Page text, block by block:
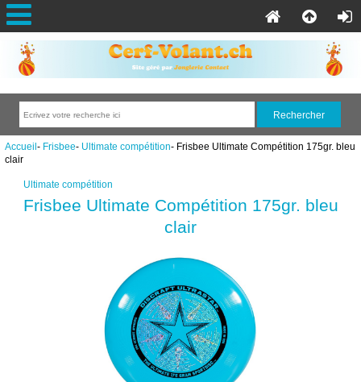
Accueil- Frisbee- Ultimate compétition- Frisbee Ultimate Compétition 175gr. bleu
clair
Ultimate compétition
Frisbee Ultimate Compétition 175gr. bleu
clair